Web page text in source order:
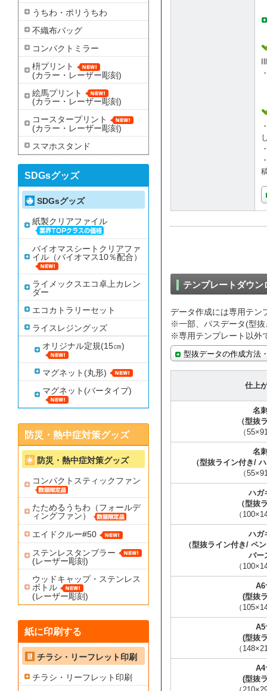
テンプレートダウン
データ作成には専用テン
※一部、パスデータ(型抜
※専用テンプレート以外
型抜データの作成方法
仕上
名
（型抜
（
名
（型抜ライン付き/
（
ハガ
（型抜
（
ハガ
（型抜ライン付き/ ペ
バー
（
A6
(型抜
（
A5
(型抜
（
A4
(型抜
うちわ・ポリうちわ
不織布バッグ
コンパクトミラー
枡プリント
(カラー・レーザー彫刻)
絵馬プリント
(カラー・レーザー彫刻)
コースタープリント
(カラー・レーザー彫刻)
スマホスタンド
SDGsグッズ
SDGsグッズ
紙製クリアファイル
バイオマスシートクリアファ
イル（バイオマス10％配合）
ライメックスエコ卓上カレン
ダー
エコカトラリーセット
ライスレジングッズ
オリジナル定規(15㎝)
マグネット(丸形)
マグネット(バータイプ)
防災・熱中症対策グッズ
防災・熱中症対策グッズ
コンパクトスティックファン
たためるうちわ（フォールデ
ィングファン）
エイドクルー#50
ステンレスタンブラー
(レーザー彫刻)
ウッドキャップ・ステンレス
ボトル
(レーザー彫刻)
紙に印刷する
チラシ・リーフレット印刷
チラシ・リーフレット印刷